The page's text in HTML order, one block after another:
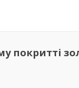
покритті